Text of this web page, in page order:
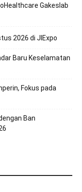
Gakeslab
2026 di JIExpo
Baru Keselamatan
Fokus pada
Ban